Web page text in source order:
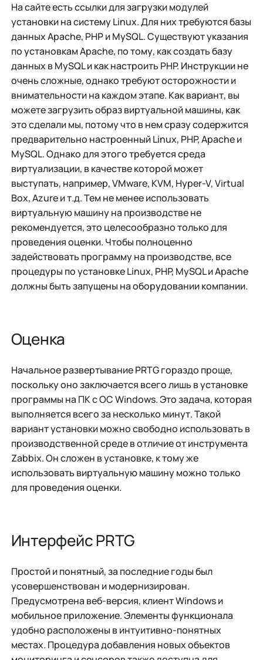
На сайте есть ссылки для загрузки модулей
установки на систему Linux. Для них требуются базы
данных Apache, PHP и MySQL. Существуют указания
по установкам Apache, по тому, как создать базу
данных в MySQL и как настроить PHP. Инструкции не
очень сложные, однако требуют осторожности и
внимательности на каждом этапе. Как вариант, вы
можете загрузить образ виртуальной машины, как
это сделали мы, потому что в нем сразу содержится
предварительно настроенный Linux, PHP, Apache и
MySQL. Однако для этого требуется среда
виртуализации, в качестве которой может
выступать, например, VMware, KVM, Hyper-V, Virtual
Box, Azure и т.д. Тем не менее использовать
виртуальную машину на производстве не
рекомендуется, это целесообразно только для
проведения оценки. Чтобы полноценно
задействовать программу на производстве, все
процедуры по установке Linux, PHP, MySQL и Apache
должны быть запущены на оборудовании компании.
Оценка
Начальное развертывание PRTG гораздо проще,
поскольку оно заключается всего лишь в установке
программы на ПК с ОС Windows. Это задача, которая
выполняется всего за несколько минут. Такой
вариант установки можно свободно использовать в
производственной среде в отличие от инструмента
Zabbix. Он сложен в установке, к тому же
использовать виртуальную машину можно только
для проведения оценки.
Интерфейс PRTG
Простой и понятный, за последние годы был
усовершенствован и модернизирован.
Предусмотрена веб-версия, клиент Windows и
мобильное приложение. Элементы функционала
удобно расположены в интуитивно-понятных
местах. Процедура добавления новых объектов